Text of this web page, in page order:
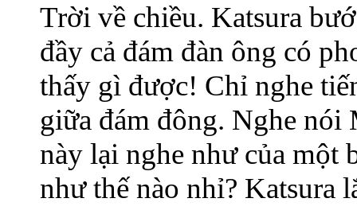
Trời về chiều. Katsura
đầy cả đám đàn ông có
thấy gì được! Chỉ nghe
giữa đám đông. Nghe
này lại nghe như của một
như thế nào nhỉ? Katsura